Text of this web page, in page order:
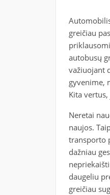
greičiau
autobusų
važiuojant
gyvenime,
Kita
Neretai
naujos.
transporto
dažniau
daugeliu
greičiau